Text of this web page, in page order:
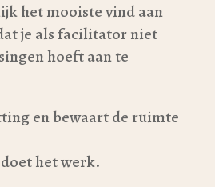
het mooiste vind aan
je als facilitator niet
hoeft aan te
en bewaart de ruimte
het werk.